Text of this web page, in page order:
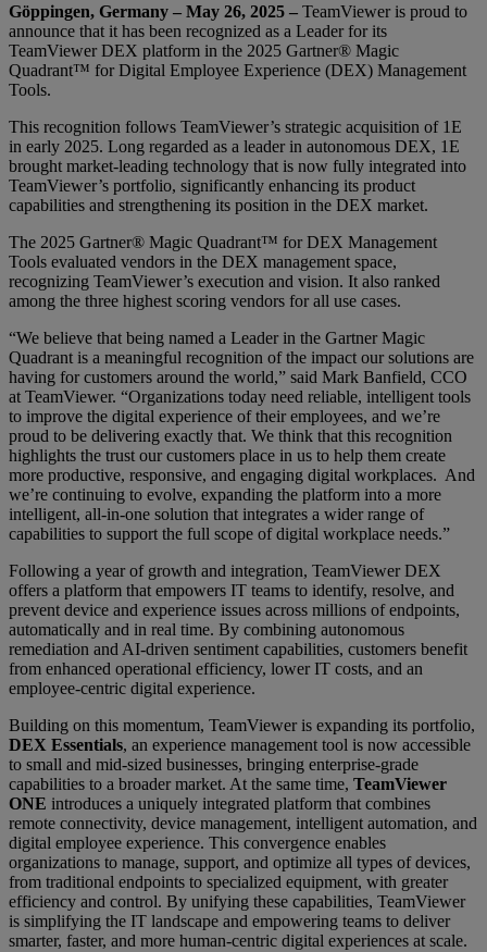
Göppingen, Germany – May 26, 2025 – TeamViewer is proud to
announce that it has been recognized as a Leader for its
TeamViewer DEX platform in the 2025 Gartner® Magic
Quadrant™ for Digital Employee Experience (DEX) Management
Tools.
This recognition follows TeamViewer’s strategic acquisition of 1E
in early 2025. Long regarded as a leader in autonomous DEX, 1E
brought market-leading technology that is now fully integrated into
TeamViewer’s portfolio, significantly enhancing its product
capabilities and strengthening its position in the DEX market.
The 2025 Gartner® Magic Quadrant™ for DEX Management
Tools evaluated vendors in the DEX management space,
recognizing TeamViewer’s execution and vision. It also ranked
among the three highest scoring vendors for all use cases.
“We believe that being named a Leader in the Gartner Magic
Quadrant is a meaningful recognition of the impact our solutions are
having for customers around the world,” said Mark Banfield, CCO
at TeamViewer. “Organizations today need reliable, intelligent tools
to improve the digital experience of their employees, and we’re
proud to be delivering exactly that. We think that this recognition
highlights the trust our customers place in us to help them create
more productive, responsive, and engaging digital workplaces. And
we’re continuing to evolve, expanding the platform into a more
intelligent, all-in-one solution that integrates a wider range of
capabilities to support the full scope of digital workplace needs.”
Following a year of growth and integration, TeamViewer DEX
offers a platform that empowers IT teams to identify, resolve, and
prevent device and experience issues across millions of endpoints,
automatically and in real time. By combining autonomous
remediation and AI-driven sentiment capabilities, customers benefit
from enhanced operational efficiency, lower IT costs, and an
employee-centric digital experience.
Building on this momentum, TeamViewer is expanding its portfolio,
DEX Essentials, an experience management tool is now accessible
to small and mid-sized businesses, bringing enterprise-grade
capabilities to a broader market. At the same time, TeamViewer
ONE introduces a uniquely integrated platform that combines
remote connectivity, device management, intelligent automation, and
digital employee experience. This convergence enables
organizations to manage, support, and optimize all types of devices,
from traditional endpoints to specialized equipment, with greater
efficiency and control. By unifying these capabilities, TeamViewer
is simplifying the IT landscape and empowering teams to deliver
smarter, faster, and more human-centric digital experiences at scale.